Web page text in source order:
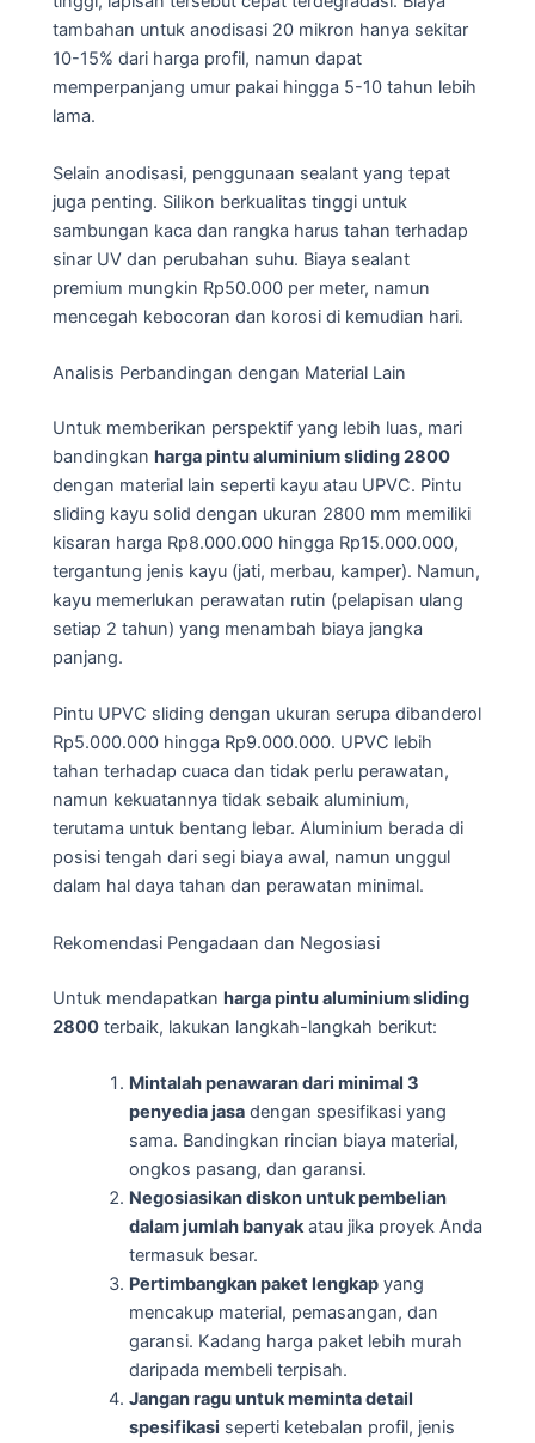
tambahan untuk anodisasi 20 mikron hanya sekitar
10-15% dari harga profil, namun dapat
memperpanjang umur pakai hingga 5-10 tahun lebih
lama.
Selain anodisasi, penggunaan sealant yang tepat
juga penting. Silikon berkualitas tinggi untuk
sambungan kaca dan rangka harus tahan terhadap
sinar UV dan perubahan suhu. Biaya sealant
premium mungkin Rp50.000 per meter, namun
mencegah kebocoran dan korosi di kemudian hari.
Analisis Perbandingan dengan Material Lain
Untuk memberikan perspektif yang lebih luas, mari
bandingkan harga pintu aluminium sliding 2800
dengan material lain seperti kayu atau UPVC. Pintu
sliding kayu solid dengan ukuran 2800 mm memiliki
kisaran harga Rp8.000.000 hingga Rp15.000.000,
tergantung jenis kayu (jati, merbau, kamper). Namun,
kayu memerlukan perawatan rutin (pelapisan ulang
setiap 2 tahun) yang menambah biaya jangka
panjang.
Pintu UPVC sliding dengan ukuran serupa dibanderol
Rp5.000.000 hingga Rp9.000.000. UPVC lebih
tahan terhadap cuaca dan tidak perlu perawatan,
namun kekuatannya tidak sebaik aluminium,
terutama untuk bentang lebar. Aluminium berada di
posisi tengah dari segi biaya awal, namun unggul
dalam hal daya tahan dan perawatan minimal.
Rekomendasi Pengadaan dan Negosiasi
Untuk mendapatkan harga pintu aluminium sliding
2800 terbaik, lakukan langkah-langkah berikut:
Mintalah penawaran dari minimal 3
penyedia jasadengan spesifikasi yang
sama. Bandingkan rincian biaya material,
ongkos pasang, dan garansi.
Negosiasikan diskon untuk pembelian
dalam jumlah banyakatau jika proyek Anda
termasuk besar.
Pertimbangkan paket lengkapyang
mencakup material, pemasangan, dan
garansi. Kadang harga paket lebih murah
daripada membeli terpisah.
Jangan ragu untuk meminta detail
spesifikasi seperti ketebalan profil, jenis